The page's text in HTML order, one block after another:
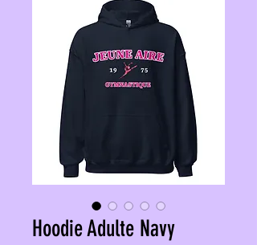
Hoodie Adulte Navy